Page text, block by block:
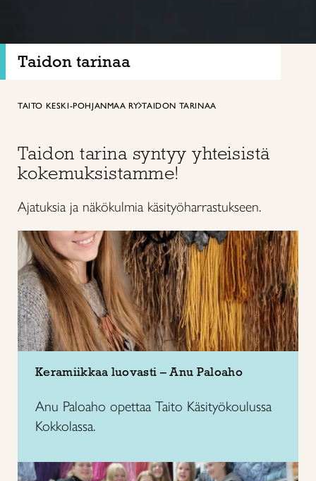
Taidon tarinaa
TAITO KESKI-POHJANMAA RY TAIDON TARINAA
Taidon tarina syntyy yhteisistä
kokemuksistamme!
Ajatuksia ja näkökulmia käsityöharrastukseen.
Keramiikkaa luovasti – Anu Paloaho
Anu Paloaho opettaa Taito Käsityökoulussa
Kokkolassa.